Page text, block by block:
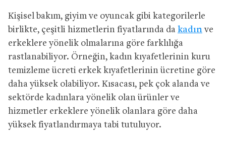
Kişisel bakım, giyim ve oyuncak gibi kategorilerle
birlikte, çeşitli hizmetlerin fiyatlarında da kadınve
erkeklere yönelik olmalarına göre farklılığa
rastlanabiliyor. Örneğin, kadın kıyafetlerinin kuru
temizleme ücreti erkek kıyafetlerinin ücretine göre
daha yüksek olabiliyor. Kısacası, pek çok alanda ve
sektörde kadınlara yönelik olan ürünler ve
hizmetler erkeklere yönelik olanlara göre daha
yüksek fiyatlandırmaya tabi tutuluyor.